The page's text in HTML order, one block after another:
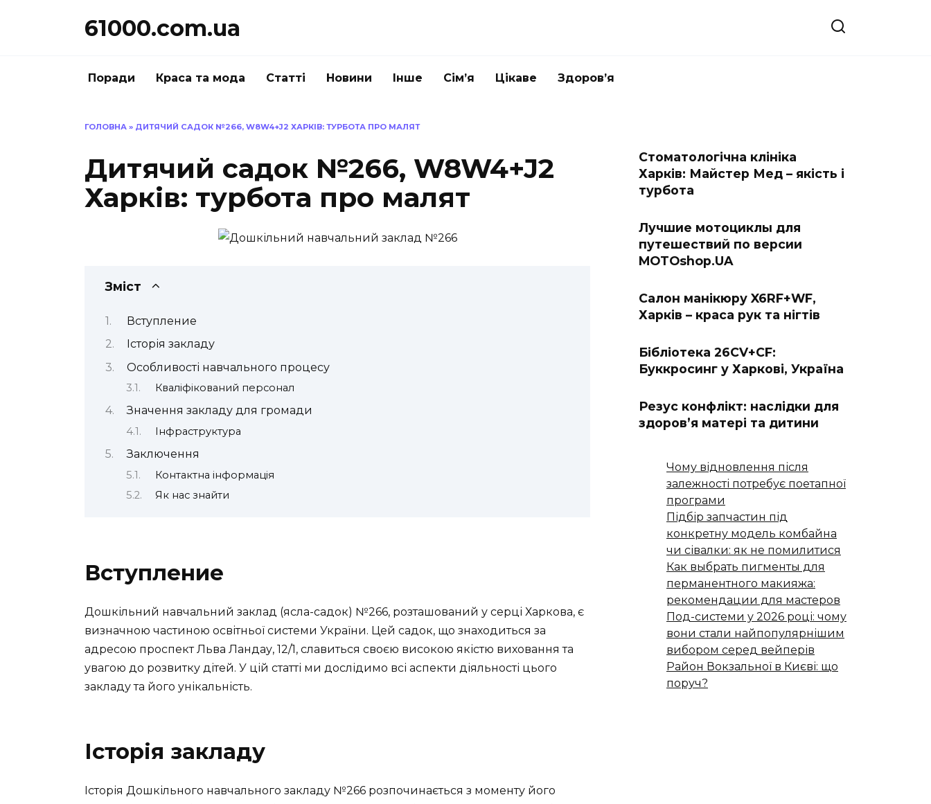
61000.com.ua
Поради Краса та мода Статті Новини Інше Сім’я Цікаве Здоров’я
ГОЛОВНА » ДИТЯЧИЙ САДОК №266, W8W4+J2 ХАРКІВ: ТУРБОТА ПРО МАЛЯТ
Дитячий садок №266, W8W4+J2
Харків: турбота про малят
Зміст
Вступление
Історія закладу
Особливості навчального процесу
Кваліфікований персонал
Значення закладу для громади
Інфраструктура
Заключення
Контактна інформація
Як нас знайти
Вступление
Дошкільний навчальний заклад (ясла-садок) №266, розташований у серці Харкова, є
визначною частиною освітньої системи України. Цей садок, що знаходиться за
адресою проспект Льва Ландау, 12/1, славиться своєю високою якістю виховання та
увагою до розвитку дітей. У цій статті ми дослідимо всі аспекти діяльності цього
закладу та його унікальність.
Історія закладу
Історія Дошкільного навчального закладу №266 розпочинається з моменту його
Стоматологічна клініка
Харків: Майстер Мед – якість і
турбота
Лучшие мотоциклы для
путешествий по версии
MOTOshop.UA
Салон манікюру X6RF+WF,
Харків – краса рук та нігтів
Бібліотека 26CV+CF:
Буккросинг у Харкові, Україна
Резус конфлікт: наслідки для
здоров’я матері та дитини
Чому відновлення після
залежності потребує поетапної
програми
Підбір запчастин під
конкретну модель комбайна
чи сівалки: як не помилитися
Как выбрать пигменты для
перманентного макияжа:
рекомендации для мастеров
Под-системи у 2026 році: чому
вони стали найпопулярнішим
вибором серед вейперів
Район Вокзальної в Києві: що
поруч?